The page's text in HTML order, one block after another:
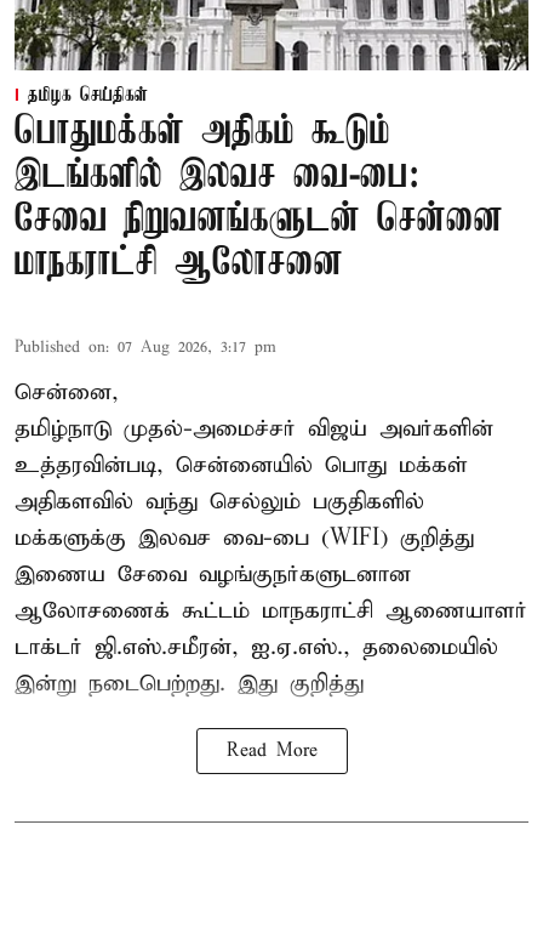
தமிழக செய்திகள்
பொதுமக்கள் அதிகம் கூடும்
இடங்களில் இலவச வை-பை:
சேவை நிறுவனங்களுடன் சென்னை
மாநகராட்சி ஆலோசனை
Published on: 07 Aug 2026, 3:17 pm
சென்னை,
தமிழ்நாடு முதல்-அமைச்சர் விஜய் அவர்களின்
உத்தரவின்படி, சென்னையில் பொது மக்கள்
அதிகளவில் வந்து செல்லும் பகுதிகளில்
மக்களுக்கு இலவச வை-பை (WIFI) குறித்து
இணைய சேவை வழங்குநர்களுடனான
ஆலோசணைக் கூட்டம் மாநகராட்சி ஆணையாளர்
டாக்டர் ஜி.எஸ்.சமீரன், ஐ.ஏ.எஸ்., தலைமையில்
இன்று நடைபெற்றது. இது குறித்து
Read More